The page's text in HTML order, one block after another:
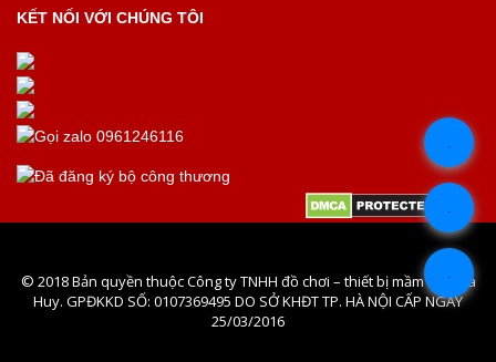
KẾT NỐI VỚI CHÚNG TÔI
© 2018 Bản quyền thuộc Công ty TNHH đồ chơi – thiết bị mầm non Hà
Huy. GPĐKKD SỐ: 0107369495 DO SỞ KHĐT TP. HÀ NỘI CẤP NGÀY
25/03/2016
.
.
.